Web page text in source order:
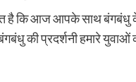
है कि आज आपके साथ बंगबंधु
की प्रदर्शनी हमारे